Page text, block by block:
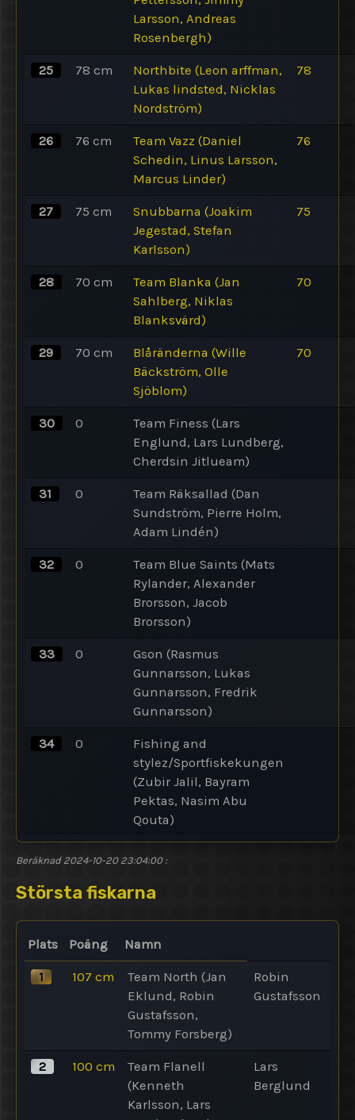
Larsson, Andreas
Rosenbergh)
25 78 cm
Northbite (Leon arffman,
Lukas lindsted, Nicklas
Nordström)
78
26 76 cm
Team Vazz (Daniel
Schedin, Linus Larsson,
Marcus Linder)
76
27 75 cm
Snubbarna (Joakim
Jegestad, Stefan
Karlsson)
75
28 70 cm
Team Blanka (Jan
Sahlberg, Niklas
Blanksvärd)
70
29 70 cm
Blåränderna (Wille
Bäckström, Olle
Sjöblom)
70
30 0
Team Finess (Lars
Englund, Lars Lundberg,
Cherdsin Jitlueam)
31 0
Team Räksallad (Dan
Sundström, Pierre Holm,
Adam Lindén)
32 0
Team Blue Saints (Mats
Rylander, Alexander
Brorsson, Jacob
Brorsson)
33 0
Gson (Rasmus
Gunnarsson, Lukas
Gunnarsson, Fredrik
Gunnarsson)
34 0
Fishing and
stylez/Sportfiskekungen
(Zubir Jalil, Bayram
Pektas, Nasim Abu
Qouta)
Beräknad2024-10-20 23:04:00 :
Största fiskarna
Plats Poäng Namn
1 107 cm
Team North (Jan
Eklund, Robin
Gustafsson,
Tommy Forsberg)
Robin
Gustafsson
2 100 cm
Team Flanell
(Kenneth
Karlsson, Lars
Lars
Berglund